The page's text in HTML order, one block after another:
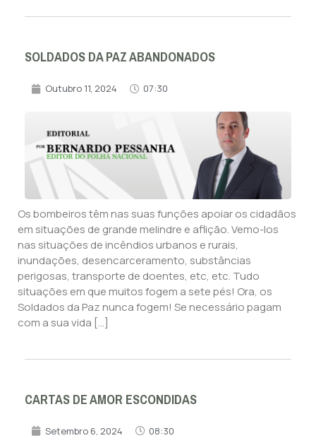
SOLDADOS DA PAZ ABANDONADOS
Outubro 11, 2024 07:30
Os bombeiros têm nas suas funções apoiar os cidadãos
em situações de grande melindre e aflição. Vemo-los
nas situações de incêndios urbanos e rurais,
inundações, desencarceramento, substâncias
perigosas, transporte de doentes, etc, etc. Tudo
situações em que muitos fogem a sete pés! Ora, os
Soldados da Paz nunca fogem! Se necessário pagam
com a sua vida […]
CARTAS DE AMOR ESCONDIDAS
Setembro 6, 2024 08:30